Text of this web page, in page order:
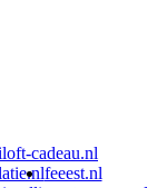
cadeau.nl
feeest.nl